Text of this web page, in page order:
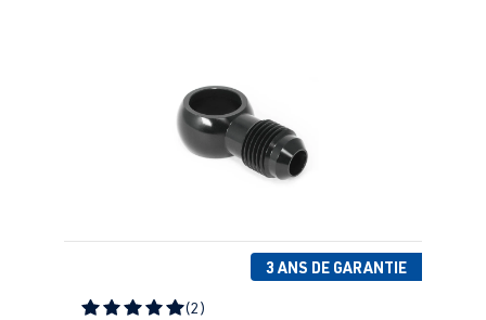
3 ANS DE GARANTIE
(2)